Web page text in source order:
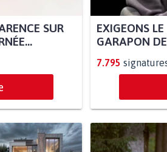
SUR
EXIGEONS
GARAPON
7.795